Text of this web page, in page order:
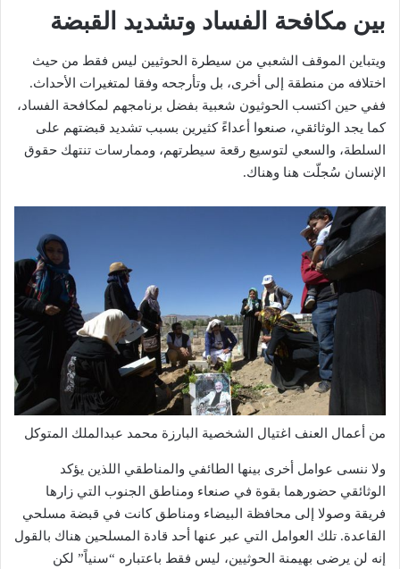
بين مكافحة الفساد وتشديد القبضة
ويتباين الموقف الشعبي من سيطرة الحوثيين ليس فقط من حيث
اختلافه من منطقة إلى أخرى، بل وتأرجحه وفقا لمتغيرات الأحداث.
ففي حين اكتسب الحوثيون شعبية بفضل برنامجهم لمكافحة الفساد،
كما يجد الوثائقي، صنعوا أعداءً كثيرين بسبب تشديد قبضتهم على
السلطة، والسعي لتوسيع رقعة سيطرتهم، وممارسات تنتهك حقوق
الإنسان سُجلّت هنا وهناك.
من أعمال العنف اغتيال الشخصية البارزة محمد عبدالملك المتوكل
ولا ننسى عوامل أخرى بينها الطائفي والمناطقي اللذين يؤكد
الوثائقي حضورهما بقوة في صنعاء ومناطق الجنوب التي زارها
فريقة وصولا إلى محافظة البيضاء ومناطق كانت في قبضة مسلحي
القاعدة. تلك العوامل التي عبر عنها أحد قادة المسلحين هناك بالقول
إنه لن يرضى بهيمنة الحوثيين، ليس فقط باعتباره “سنياً” لكن